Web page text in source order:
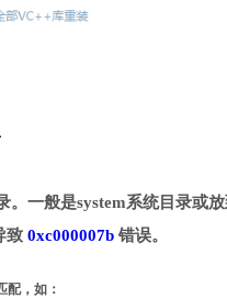
一般是system系统目录或
致 0xc000007b 错误。
配，如：